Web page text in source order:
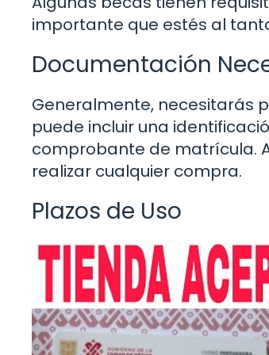
importante que estés al
Documentación
Generalmente, necesitarás
puede incluir una
comprobante de matrícula.
realizar cualquier compra.
Plazos de Uso